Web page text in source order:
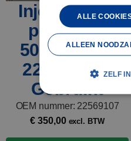
Injector niet
pompend
500/540pk -
22569107 -
Gebruikt
OEM nummer: 22569107
€ 350,00 excl. BTW
ALLE
ALLEEN
ZELF